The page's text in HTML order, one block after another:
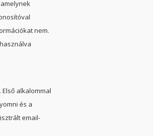
nem.
alkalommal
és a
email-